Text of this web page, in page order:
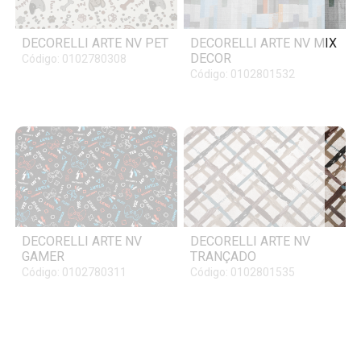
DECORELLI ARTE NV PET
Código: 0102780308
DECORELLI ARTE NV MIX
DECOR
Código: 0102801532
DECORELLI ARTE NV
GAMER
Código: 0102780311
DECORELLI ARTE NV
TRANÇADO
Código: 0102801535